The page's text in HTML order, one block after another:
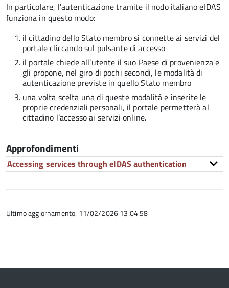
In particolare, l'autenticazione tramite il nodo italiano eIDAS
funziona in questo modo:
il cittadino dello Stato membro si connette ai servizi del
portale cliccando sul pulsante di accesso
il portale chiede all’utente il suo Paese di provenienza e
gli propone, nel giro di pochi secondi, le modalità di
autenticazione previste in quello Stato membro
una volta scelta una di queste modalità e inserite le
proprie credenziali personali, il portale permetterà al
cittadino l’accesso ai servizi online.
Approfondimenti
Accessing services through eIDAS authentication
Ultimo aggiornamento: 11/02/2026 13:04.58